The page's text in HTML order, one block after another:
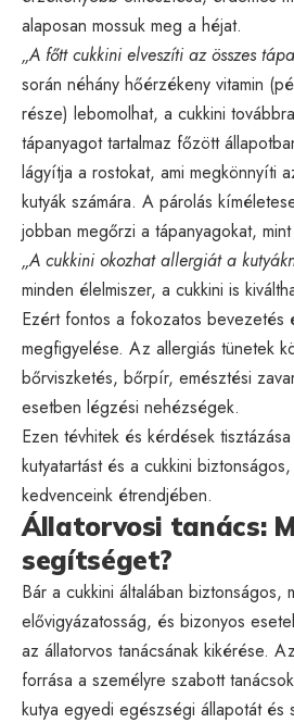
alaposan mossuk meg a héjat.
„A főtt cukkini elveszíti az összes
során néhány hőérzékeny vitamin
része) lebomolhat, a cukkini
tápanyagot tartalmaz főzött
lágyítja a rostokat, ami megkönnyíti
kutyák számára. A párolás
jobban megőrzi a tápanyagokat,
„A cukkini okozhat allergiát a
minden élelmiszer, a cukkini is
Ezért fontos a fokozatos bevezetés
megfigyelése. Az allergiás tünetek
bőrviszketés, bőrpír, emésztési
esetben légzési nehézségek.
Ezen tévhitek és kérdések
kutyatartást és a cukkini
kedvenceink étrendjében.
Állatorvosi tanács:
segítséget?
Bár a cukkini általában biztonságos,
elővigyázatosság, és bizonyos
az állatorvos tanácsának kikérése.
forrása a személyre szabott
kutya egyedi egészségi állapotát és